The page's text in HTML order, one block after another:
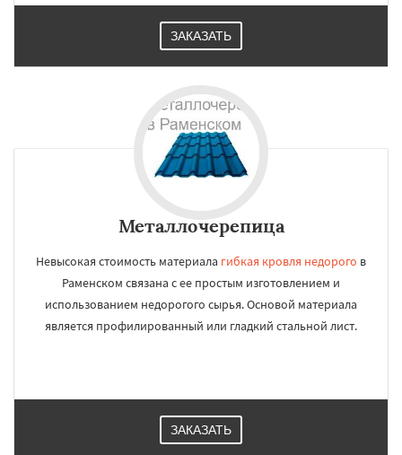
ЗАКАЗАТЬ
Металлочерепица
Невысокая стоимость материала гибкая кровля недорого в
Раменском связана с ее простым изготовлением и
использованием недорогого сырья. Основой материала
является профилированный или гладкий стальной лист.
ЗАКАЗАТЬ